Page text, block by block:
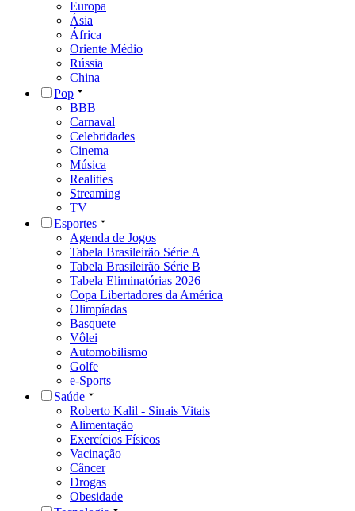
Europa
Ásia
África
Oriente Médio
Rússia
China
Pop
BBB
Carnaval
Celebridades
Cinema
Música
Realities
Streaming
TV
Esportes
Agenda de Jogos
Tabela Brasileirão Série A
Tabela Brasileirão Série B
Tabela Eliminatórias 2026
Copa Libertadores da América
Olimpíadas
Basquete
Vôlei
Automobilismo
Golfe
e-Sports
Saúde
Roberto Kalil - Sinais Vitais
Alimentação
Exercícios Físicos
Vacinação
Câncer
Drogas
Obesidade